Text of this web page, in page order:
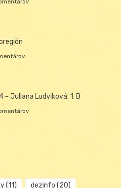
– Juliana Ludviková, 1. B
(11) dezinfo (20)